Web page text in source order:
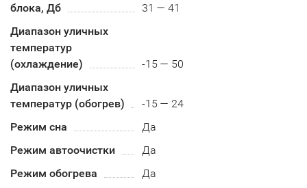
блока, Дб
31 — 41
Диапазон уличных
температур
(охлаждение)
-15 — 50
Диапазон уличных
температур (обогрев)
-15 — 24
Режим сна
Да
Режим автоочистки
Да
Режим обогрева
Да